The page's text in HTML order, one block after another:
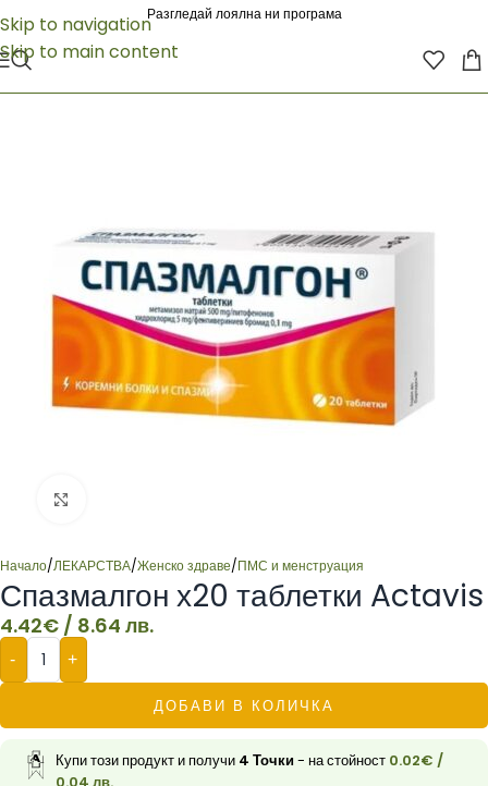
Skip to navigation
Skip to main content
Разгледай лоялна ни програма
Начало/ЛЕКАРСТВА/Женско здраве/ПМС и менструация
Спазмалгон х20 таблетки Actavis
4.42€ / 8.64 лв.
- +
ДОБАВИ В КОЛИЧКА
Купи този продукт и получи 4 Точки- на стойност 0.02€ /